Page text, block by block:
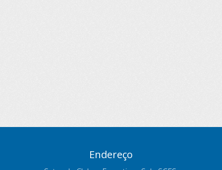
Endereço